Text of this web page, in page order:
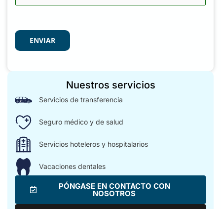
ENVIAR
Nuestros servicios
Servicios de transferencia
Seguro médico y de salud
Servicios hoteleros y hospitalarios
Vacaciones dentales
PÓNGASE EN CONTACTO CON
NOSOTROS